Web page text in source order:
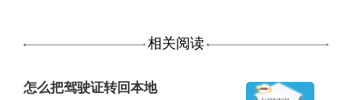
相关阅读
怎么把驾驶证转回本地